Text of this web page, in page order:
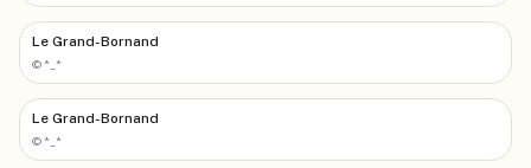
Le Grand-Bornand
© *_*
Le Grand-Bornand
© *_*